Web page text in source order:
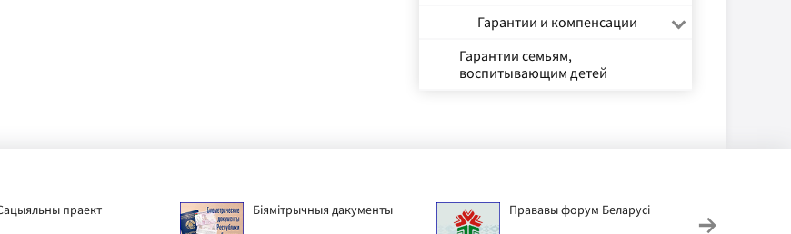
Гарантии и компенсации
Гарантии семьям,
воспитывающим детей
праект Біямітрычныя дакументы Прававы форум Беларусі